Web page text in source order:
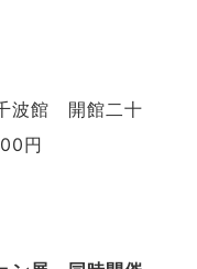
波館 開館二十
円